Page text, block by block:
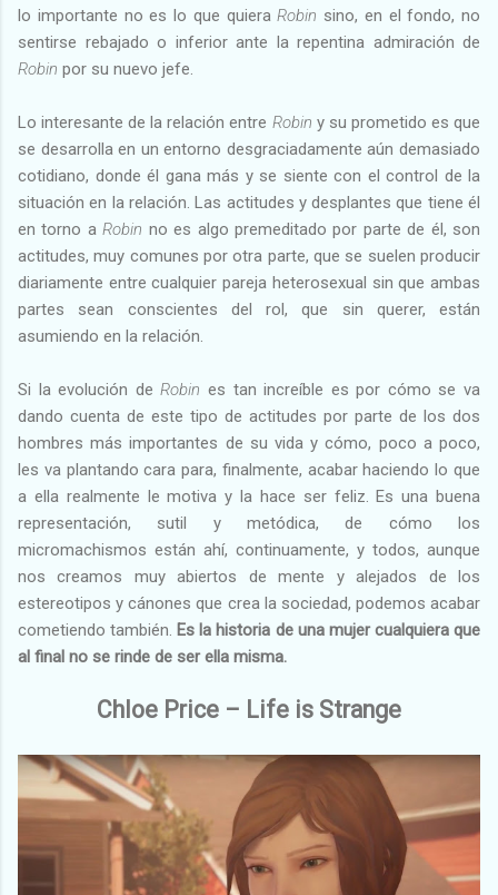
lo importante no es lo que quieraRobin sino, en el fondo, no
sentirse rebajado o inferior ante la repentina admiración de
Robin por su nuevo jefe.
Lo interesante de la relación entre Robin y su prometido es que
se desarrolla en un entorno desgraciadamente aún demasiado
cotidiano, donde él gana más y se siente con el control de la
situación en la relación. Las actitudes y desplantes que tiene él
en torno aRobin no es algo premeditado por parte de él, son
actitudes, muy comunes por otra parte, que se suelen producir
diariamente entre cualquier pareja heterosexual sin que ambas
partes sean conscientes del rol, que sin querer, están
asumiendo en la relación.
Si la evolución deRobin es tan increíble es por cómo se va
dando cuenta de este tipo de actitudes por parte de los dos
hombres más importantes de su vida y cómo, poco a poco,
les va plantando cara para, finalmente, acabar haciendo lo que
a ella realmente le motiva y la hace ser feliz. Es una buena
representación, sutil y metódica, de cómo los
micromachismos están ahí, continuamente, y todos, aunque
nos creamos muy abiertos de mente y alejados de los
estereotipos y cánones que crea la sociedad, podemos acabar
cometiendo también. Es la historia de una mujer cualquiera que
al final no se rinde de ser ella misma.
Chloe Price – Life is Strange